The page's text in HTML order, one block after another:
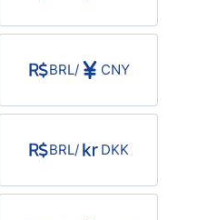
BRL/ CNY
BRL/ DKK